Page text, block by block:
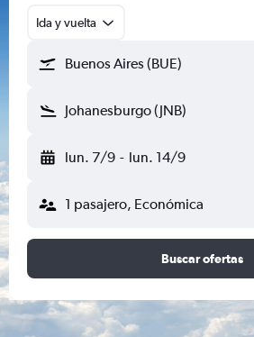
Ida y vuelta
Buenos Aires (BUE)
Johanesburgo (JNB)
lun. 7/9 - lun. 14/9
1 pasajero, Económica
Buscar ofertas